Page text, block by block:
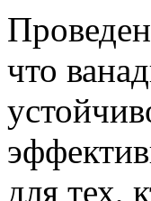
что
для тех,